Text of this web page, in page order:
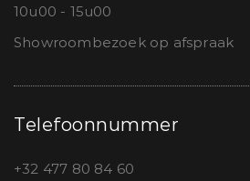
10u00 - 15u00
Showroombezoek op afspraak
Telefoonnummer
+32 477 80 84 60